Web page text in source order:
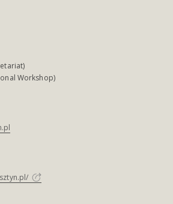
Workshop)